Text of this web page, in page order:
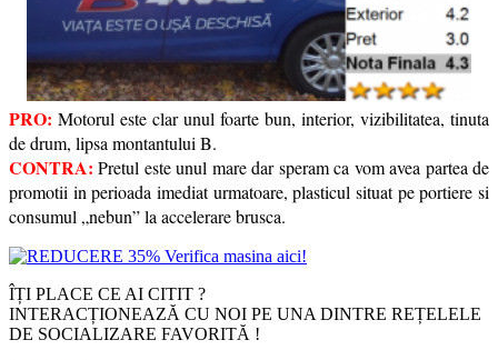
PRO: Motorul este clar unul foarte bun, interior, vizibilitatea, tinuta
de drum, lipsa montantului B.
CONTRA: Pretul este unul mare dar speram ca vom avea partea de
promotii in perioada imediat urmatoare, plasticul situat pe portiere si
consumul „nebun” la accelerare brusca.
ÎȚI PLACE CE AI CITIT ?
INTERACȚIONEAZĂ CU NOI PE UNA DINTRE REȚELELE
DE SOCIALIZARE FAVORITĂ !